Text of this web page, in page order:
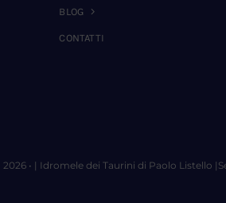
BLOG
CONTATTI
• | Idromele dei Taurini di Paolo Listello